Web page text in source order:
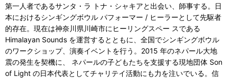
第一人者であるサンタ・ラ トナ・シャキアと出会い、師事する。日
本におけるシンギングボウル パフォーマー / ヒーラーとして先駆者
的存在。現在は神奈川県川崎市にヒーリングスペー スである
Himalayan Sounds を運営するとともに、全国でシンギングボウル
のワークショップ、演奏イベントを行う。2015 年のネパール大地
震の発生を契機に、 ネパールの子どもたちを支援する現地団体 Son
of Light の日本代表としてチャリテイ活動にも力を注いでいる。信